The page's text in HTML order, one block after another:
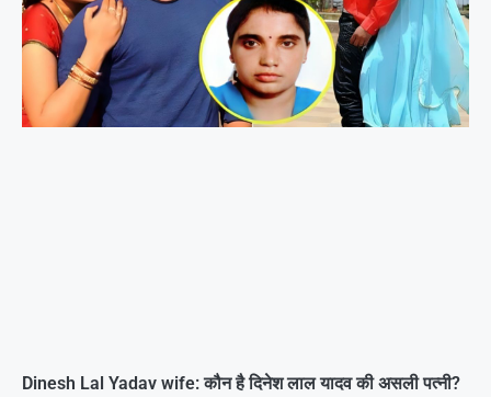
Dinesh Lal Yadav wife: कौन है दिनेश लाल यादव की असली पत्नी?